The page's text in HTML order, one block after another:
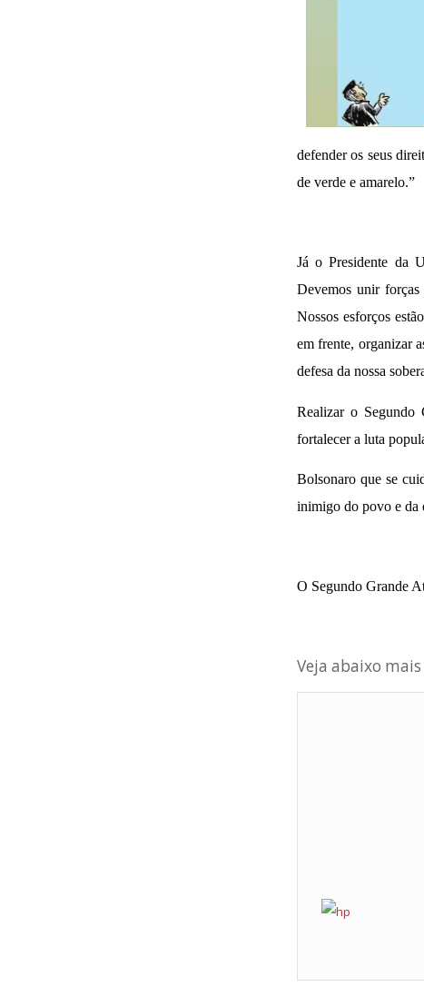
defender os seus
de verde e amarelo.”
Já o Presidente da
Devemos unir
Nossos esforços
em frente, organizar
defesa da nossa
Realizar o Segundo
fortalecer a luta
Bolsonaro que se
inimigo do povo e da
O Segundo Grande
Veja abaixo